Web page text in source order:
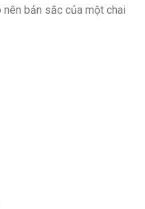
bản sắc của một chai